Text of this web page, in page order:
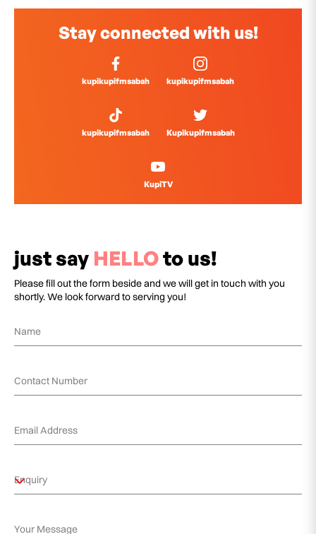
Stay connected with us!
kupikupifmsabah kupikupifmsabah
kupikupifmsabah Kupikupifmsabah
KupiTV
just say HELLOto us!
Please fill out the form beside and we will get in touch with you
shortly. We look forward to serving you!